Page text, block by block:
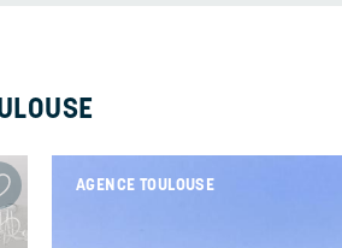
AGENCE TOULOUSE